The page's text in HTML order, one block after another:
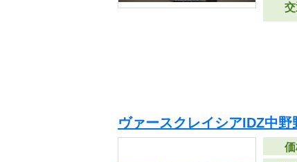
ヴァースクレイシアIDZ中